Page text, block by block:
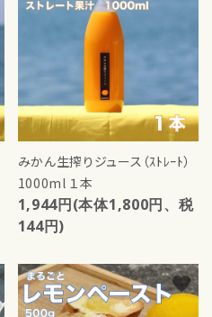
みかん生搾りジュース（ｽﾄﾚｰﾄ）
1000ml １本
1,944円(本体1,800円、税
144円)
favorite